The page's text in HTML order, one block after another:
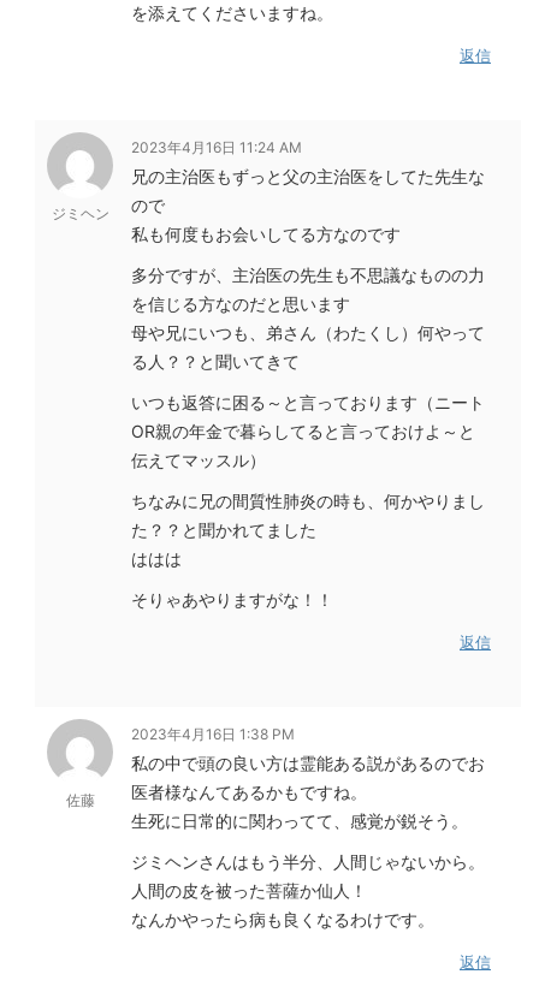
を添えてくださいますね。
返信
ジミヘン
2023年4月16日 11:24 AM
兄の主治医もずっと父の主治医をしてた先生な
ので
私も何度もお会いしてる方なのです
多分ですが、主治医の先生も不思議なものの力
を信じる方なのだと思います
母や兄にいつも、弟さん（わたくし）何やって
る人？？と聞いてきて
いつも返答に困る～と言っております（ニート
OR親の年金で暮らしてると言っておけよ～と
伝えてマッスル）
ちなみに兄の間質性肺炎の時も、何かやりまし
た？？と聞かれてました
ははは
そりゃあやりますがな！！
返信
佐藤
2023年4月16日 1:38 PM
私の中で頭の良い方は霊能ある説があるのでお
医者様なんてあるかもですね。
生死に日常的に関わってて、感覚が鋭そう。
ジミヘンさんはもう半分、人間じゃないから。
人間の皮を被った菩薩か仙人！
なんかやったら病も良くなるわけです。
返信